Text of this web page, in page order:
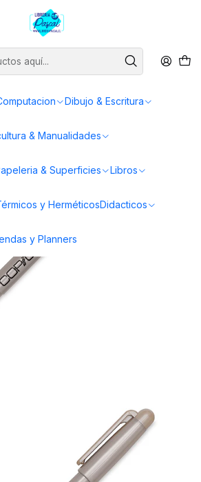
Dibujo & Escritura
& Manualidades
& Superficies Libros
y HerméticosDidacticos
y Planners
es el texto del slide
Dibujo F01 Sepia Drawing Pen